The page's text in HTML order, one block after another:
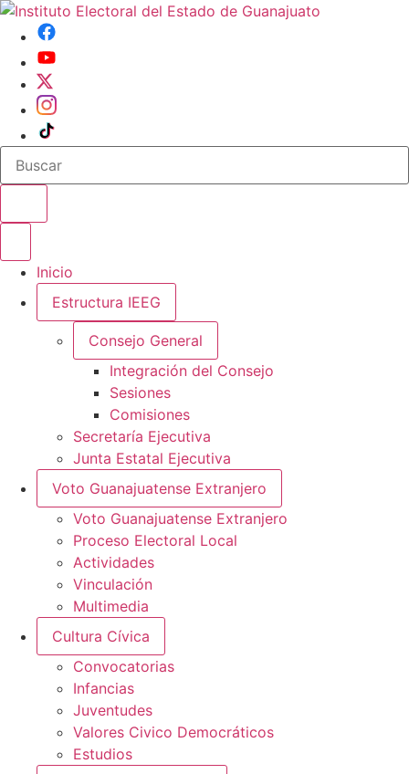
Buscar en el sitio
Inicio
Estructura IEEG
Consejo General
Integración del Consejo
Sesiones
Comisiones
Secretaría Ejecutiva
Junta Estatal Ejecutiva
Voto Guanajuatense Extranjero
Voto Guanajuatense Extranjero
Proceso Electoral Local
Actividades
Vinculación
Multimedia
Cultura Cívica
Convocatorias
Infancias
Juventudes
Valores Civico Democráticos
Estudios